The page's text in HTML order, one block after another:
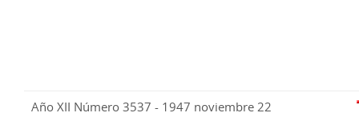
Año XII Número 3537 - 1947 noviembre 22